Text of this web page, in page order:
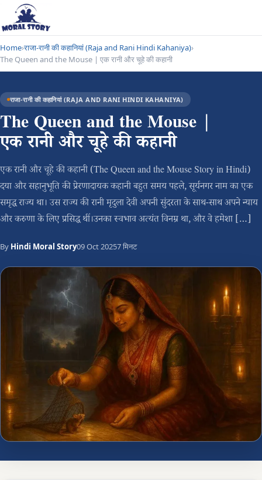
Home›राजा-रानी की कहानियां (Raja and Rani Hindi Kahaniya)›
The Queen and the Mouse | एक रानी और चूहे की कहानी
राजा-रानी की कहानियां (RAJA AND RANI HINDI KAHANIYA)
The Queen and the Mouse |
एक रानी और चूहे की कहानी
एक रानी और चूहे की कहानी (The Queen and the Mouse Story in Hindi)
दया और सहानुभूति की प्रेरणादायक कहानी बहुत समय पहले, सूर्यनगर नाम का एक
समृद्ध राज्य था। उस राज्य की रानी मृदुला देवी अपनी सुंदरता के साथ-साथ अपने न्याय
और करुणा के लिए प्रसिद्ध थीं।उनका स्वभाव अत्यंत विनम्र था, और वे हमेशा […]
By Hindi Moral Story09 Oct 20257 मिनट